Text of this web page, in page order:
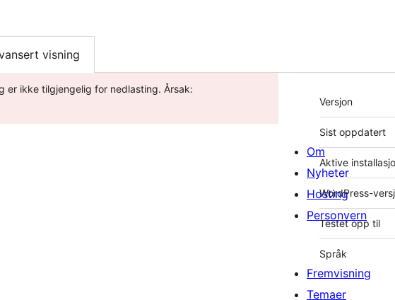
visning
er ikke tilgjengelig for nedlasting. Årsak:
Meta
Versjon
Sist oppdatert
Aktive
WordPress-
Testet opp til
Språk
Om
Nyheter
Hosting
Personvern
Fremvisning
Temaer